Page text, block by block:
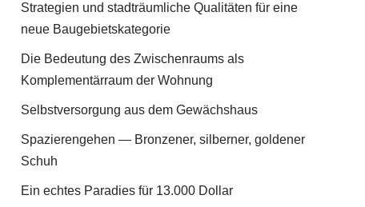
Strategien und stadträumliche Qualitäten für eine
neue Baugebietskategorie
Die Bedeutung des Zwischenraums als
Komplementärraum der Wohnung
Selbstversorgung aus dem Gewächshaus
Spazierengehen — Bronzener, silberner, goldener
Schuh
Ein echtes Paradies für 13.000 Dollar